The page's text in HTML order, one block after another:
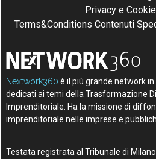
Privacy e
Terms&Conditions Contenuti
Nextwork360 è il più grande network
dedicati ai temi della Trasformazione
Imprenditoriale. Ha la missione di
imprenditoriale nelle imprese e
Testata registrata al Tribunale di